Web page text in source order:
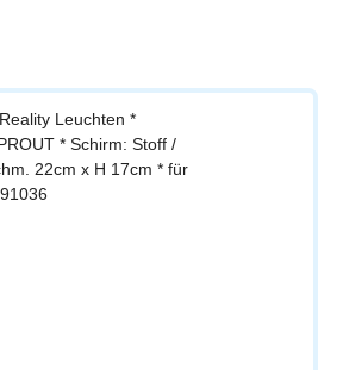
Leuchten *
* Schirm: Stoff /
22cm x H 17cm * für